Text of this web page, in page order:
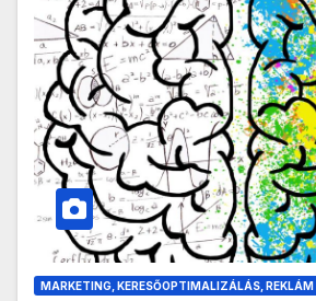
MARKETING, KERESŐOPTIMALIZÁLÁS, REKLÁM